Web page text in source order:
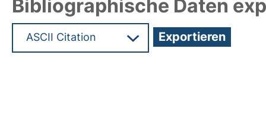
Bibliographische Daten